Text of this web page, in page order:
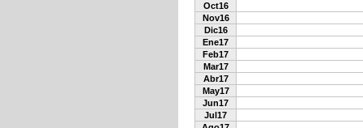
Oct16
Nov16
Dic16
Ene17
Feb17
Mar17
Abr17
May17
Jun17
Jul17